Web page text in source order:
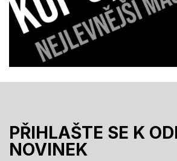
PŘIHLAŠTE SE K
NOVINEK